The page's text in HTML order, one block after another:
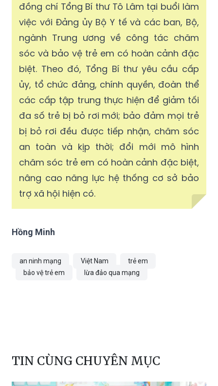
đồng chí Tổng Bí thư Tô Lâm tại buổi làm
việc với Đảng ủy Bộ Y tế và các ban, Bộ,
ngành Trung ương về công tác chăm
sóc và bảo vệ trẻ em có hoàn cảnh đặc
biệt. Theo đó, Tổng Bí thư yêu cầu cấp
ủy, tổ chức đảng, chính quyền, đoàn thể
các cấp tập trung thực hiện để giảm tối
đa số trẻ bị bỏ rơi mới; bảo đảm mọi trẻ
bị bỏ rơi đều được tiếp nhận, chăm sóc
an toàn và kịp thời; đổi mới mô hình
chăm sóc trẻ em có hoàn cảnh đặc biệt,
nâng cao năng lực hệ thống cơ sở bảo
trợ xã hội hiện có.
Hồng Minh
an ninh mạng Việt Nam
trẻ em
bảo vệ trẻ em
lừa đảo qua mạng
TIN CÙNG CHUYÊN MỤC